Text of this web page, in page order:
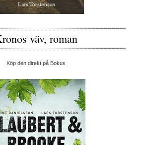
väv, roman
Köp den direkt på Bokus